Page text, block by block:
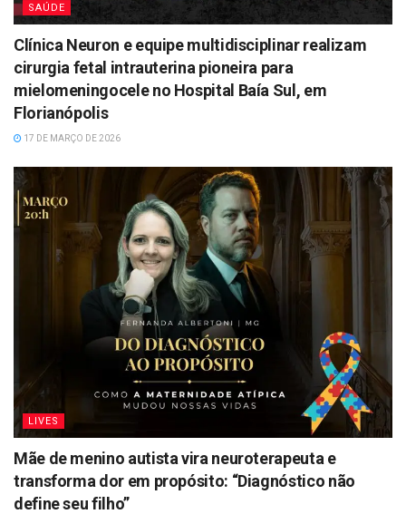
SAÚDE
Clínica Neuron e equipe multidisciplinar realizam
cirurgia fetal intrauterina pioneira para
mielomeningocele no Hospital Baía Sul, em
Florianópolis
17 DE MARÇO DE 2026
LIVES
Mãe de menino autista vira neuroterapeuta e
transforma dor em propósito: “Diagnóstico não
define seu filho”